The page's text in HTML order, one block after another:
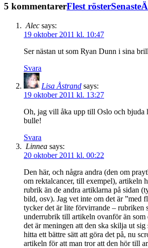
5 kommentarerFlest rösterSenaste
Alec says:
19 oktober 2011 kl. 10:47
Ser nästan ut som Ryan Dunn i sina
Svara
Lisa Åstrand says:
19 oktober 2011 kl. 13:27
Oh, jag vill åka upp till Oslo och bjuda
bulle!
Svara
Linnea says:
20 oktober 2011 kl. 00:22
Den här, och några andra (den om
om rektalcancer, till exempel), artikeln
rubrik än de andra artiklarna på sidan
bild, osv). Jag vet inte om det är ”med
tycker det är lite förvirrande – rubriken
underrubrik till artikeln ovanför än som
det är meningen att den ska skilja ut sig
hitta ett bättre sätt att göra det på, nu
artikeln för att man tror att den hör till